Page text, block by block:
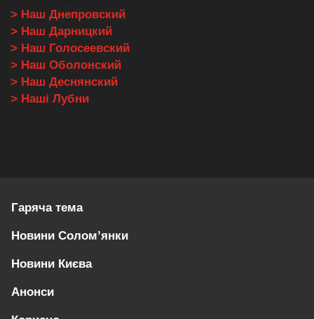
> Наш Днепровский
> Наш Дарницкий
> Наш Голосеевский
> Наш Оболонский
> Наш Деснянский
> Наші Лубни
Гаряча тема
Новини Солом’янки
Новини Києва
Анонси